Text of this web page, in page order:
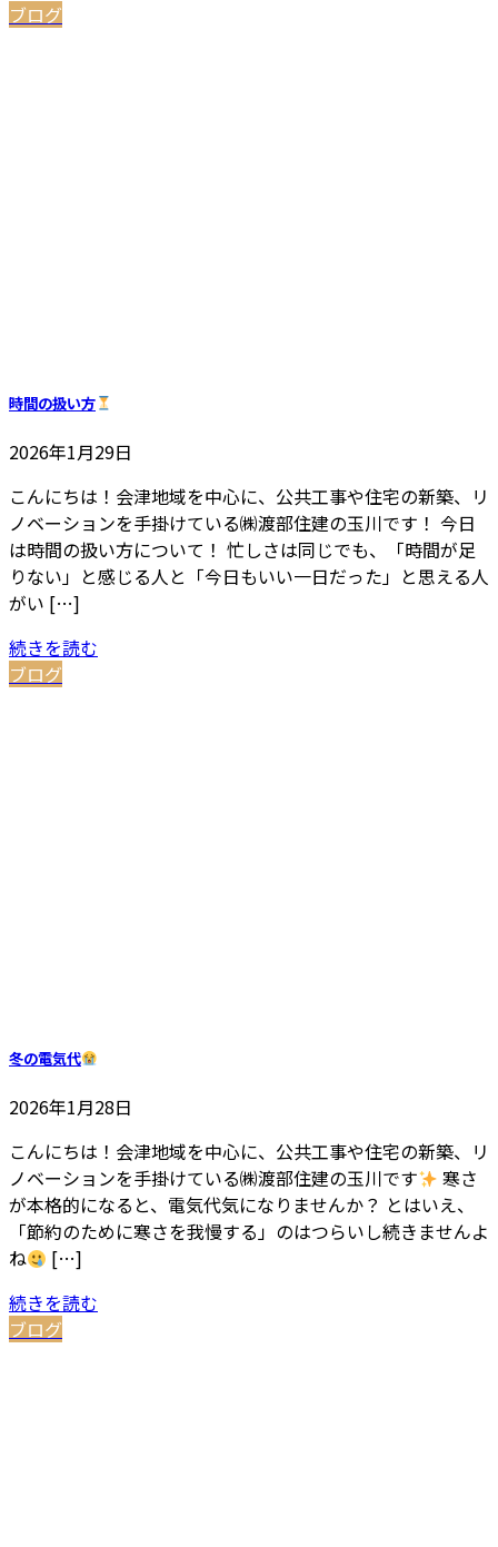
ブログ
時間の扱い方
2026年1月29日
こんにちは！会津地域を中心に、公共工事や住宅の新築、リ
ノベーションを手掛けている㈱渡部住建の玉川です！ 今日
は時間の扱い方について！ 忙しさは同じでも、「時間が足
りない」と感じる人と「今日もいい一日だった」と思える人
がい […]
続きを読む
ブログ
冬の電気代
2026年1月28日
こんにちは！会津地域を中心に、公共工事や住宅の新築、リ
ノベーションを手掛けている㈱渡部住建の玉川です
寒さ
が本格的になると、電気代気になりませんか？ とはいえ、
「節約のために寒さを我慢する」のはつらいし続きませんよ
ね
[…]
続きを読む
ブログ